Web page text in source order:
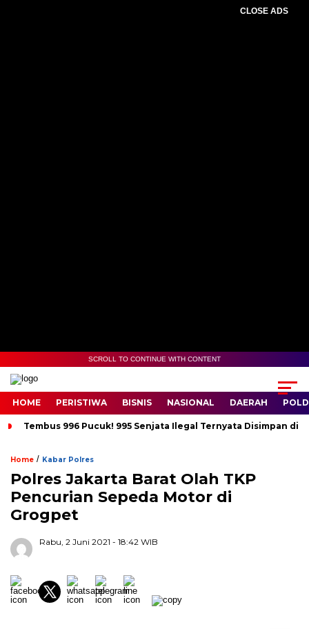
CLOSE ADS
SCROLL TO CONTINUE WITH CONTENT
HOME PERISTIWA BISNIS NASIONAL DAERAH
Tembus 996 Pucuk! 995 Senjata Ilegal Ternyata Disimpan di
Home / Kabar Polres
Polres Jakarta Barat Olah TKP
Pencurian Sepeda Motor di
Grogpet
Rabu, 2 Juni 2021 - 18:42 WIB